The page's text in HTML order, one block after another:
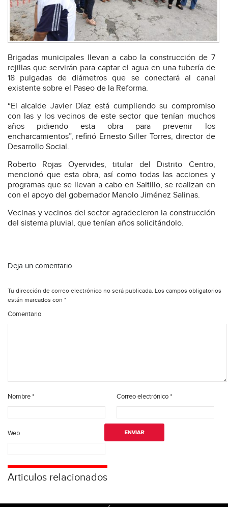
Brigadas municipales llevan a cabo la construcción de 7
rejillas que servirán para captar el agua en una tubería de
18 pulgadas de diámetros que se conectará al canal
existente sobre el Paseo de la Reforma.
“El alcalde Javier Díaz está cumpliendo su compromiso
con las y los vecinos de este sector que tenían muchos
años pidiendo esta obra para prevenir los
encharcamientos”, refirió Ernesto Siller Torres, director de
Desarrollo Social.
Roberto Rojas Oyervides, titular del Distrito Centro,
mencionó que esta obra, así como todas las acciones y
programas que se llevan a cabo en Saltillo, se realizan en
con el apoyo del gobernador Manolo Jiménez Salinas.
Vecinas y vecinos del sector agradecieron la construcción
del sistema pluvial, que tenían años solicitándolo.
Deja un comentario
Tu dirección de correo electrónico no será publicada. Los campos obligatorios
están marcados con *
Comentario
Nombre* Correo electrónico*
Web
Articulos relacionados